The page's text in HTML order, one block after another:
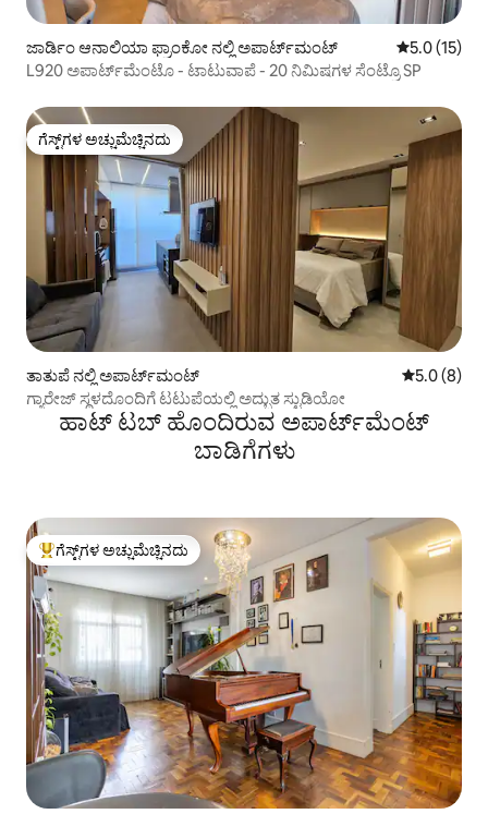
ಜಾರ್ಡಿಂ ಆನಾಲಿಯಾ ಫ್ರಾಂಕೋ ನಲ್ಲಿ ಅಪಾರ್ಟ್‌ಮಂಟ್ 5 ರಲ್ಲಿ 5.0
5.0 (15)
L920 ಅಪಾರ್ಟ್‌ಮೆಂಟೊ - ಟಾಟುವಾಪೆ - 20 ನಿಮಿಷಗಳ ಸೆಂಟ್ರೊ SP
ಗೆಸ್ಟ್‌ಗಳ ಅಚ್ಚುಮೆಚ್ಚಿನದು
ಗೆಸ್ಟ್‌ಗಳ ಅಚ್ಚುಮೆಚ್ಚಿನದು
ತಾತುಪೆ ನಲ್ಲಿ ಅಪಾರ್ಟ್‌ಮಂಟ್ 5 ರಲ್ಲಿ 5.0
5.0 (8)
ಗ್ಯಾರೇಜ್ ಸ್ಥಳದೊಂದಿಗೆ ಟಟುಪೆಯಲ್ಲಿ ಅದ್ಭುತ ಸ್ಟುಡಿಯೋ
ಹಾಟ್ ಟಬ್ ಹೊಂದಿರುವ ಅಪಾರ್ಟ್‌ಮೆಂಟ್
ಬಾಡಿಗೆಗಳು
ಗೆಸ್ಟ್‌ಗಳಿಗೆ ಅತಿ ಹೆಚ್ಚು ಅಚ್ಚುಮೆಚ್ಚಿನದು
ಗೆಸ್ಟ್‌ಗಳ ಅಚ್ಚುಮೆಚ್ಚಿನದು